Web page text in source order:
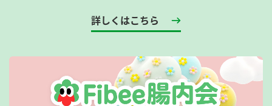
詳しくはこちら